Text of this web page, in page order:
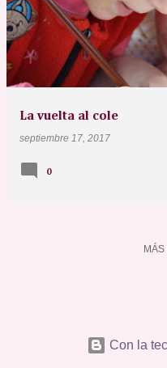
r
a
d
La vuelta al cole
septiembre 17, 2017
0
Con la